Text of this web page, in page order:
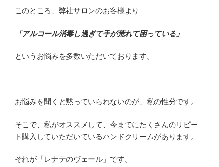
このところ、弊社サロンのお客様より
「アルコール消毒し過ぎて手が荒れて困っている」
というお悩みを多数いただいております。
お悩みを聞くと黙っていられないのが、私の性分です。
そこで、私がオススメして、今までにたくさんのリピー
ト購入していただいているハンドクリームがあります。
それが「レナテのヴェール」です。